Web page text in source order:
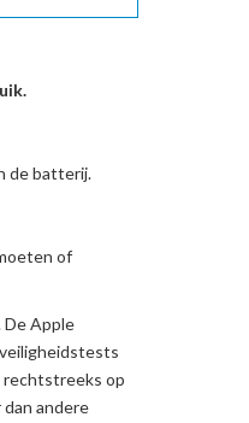
de batterij.
of
DeApple
rechtstreeks op
andere